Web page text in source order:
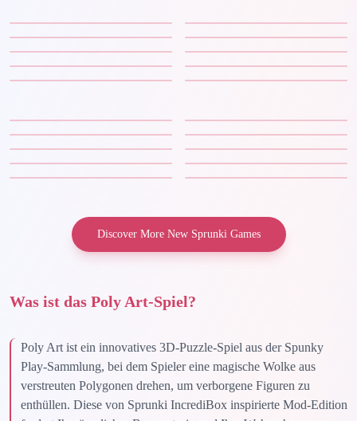
Discover More New Sprunki Games
Was ist das Poly Art-Spiel?
Poly Art ist ein innovatives 3D-Puzzle-Spiel aus der Spunky
Play-Sammlung, bei dem Spieler eine magische Wolke aus
verstreuten Polygonen drehen, um verborgene Figuren zu
enthüllen. Diese von Sprunki IncrediBox inspirierte Mod-Edition